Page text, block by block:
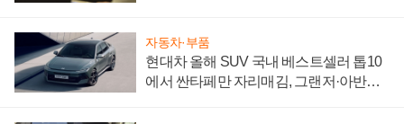
자동차·부품
현대차 올해 SUV 국내 베스트셀러 톱10
에서 싼타페만 자리매김, 그랜저·아반떼